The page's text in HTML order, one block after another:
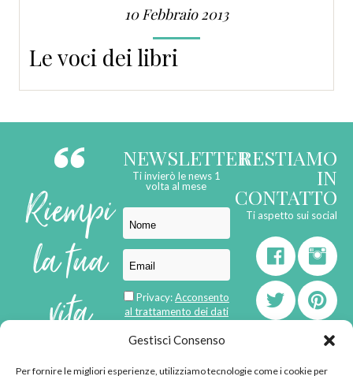
Gestisci Consenso
Per fornire le migliori esperienze, utilizziamo tecnologie come i cookie per
10 Febbraio 2013
Le voci dei libri
Riempi
la tua
vita
NEWSLETTER
Ti invierò le news 1
volta al mese
Privacy:Acconsento
al trattamento dei dati
RESTIAMO
IN
CONTATTO
Ti aspetto sui social